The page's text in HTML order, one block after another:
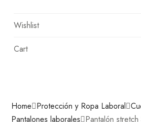
Wishlist
Cart
Home Protección y Ropa Laboral
Pantalones laborales Pantalón stretch